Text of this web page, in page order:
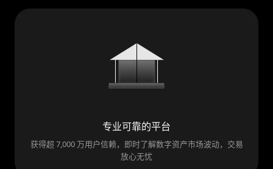
专业可靠的平台
获得超 7,000 万用户信赖，即时了解数字资产市场波动，交易
放心无忧